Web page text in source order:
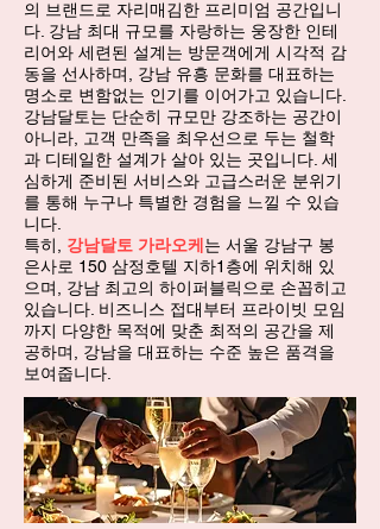
의 브랜드로 자리매김한 프리미엄 공간입니
다. 강남 최대 규모를 자랑하는 웅장한 인테
리어와 세련된 설계는 방문객에게 시각적 감
동을 선사하며, 강남 유흥 문화를 대표하는
명소로 변함없는 인기를 이어가고 있습니다.
강남달토는 단순히 규모만 강조하는 공간이
아니라, 고객 만족을 최우선으로 두는 철학
과 디테일한 설계가 살아 있는 곳입니다. 세
심하게 준비된 서비스와 고급스러운 분위기
를 통해 누구나 특별한 경험을 느낄 수 있습
니다.
특히,
강남달토 가라오케 는 서울 강남구 봉
은사로 150 삼정호텔 지하1층에 위치해 있
으며, 강남 최고의 하이퍼블릭으로 손꼽히고
있습니다. 비즈니스 접대부터 프라이빗 모임
까지 다양한 목적에 맞춘 최적의 공간을 제
공하며, 강남을 대표하는 수준 높은 품격을
보여줍니다.